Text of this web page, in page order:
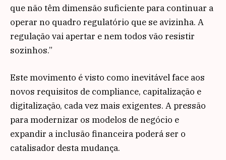
que não têm dimensão suficiente para continuar a
operar no quadro regulatório que se avizinha. A
regulação vai apertar e nem todos vão resistir
sozinhos.”
Este movimento é visto como inevitável face aos
novos requisitos de compliance, capitalização e
digitalização, cada vez mais exigentes. A pressão
para modernizar os modelos de negócio e
expandir a inclusão financeira poderá ser o
catalisador desta mudança.